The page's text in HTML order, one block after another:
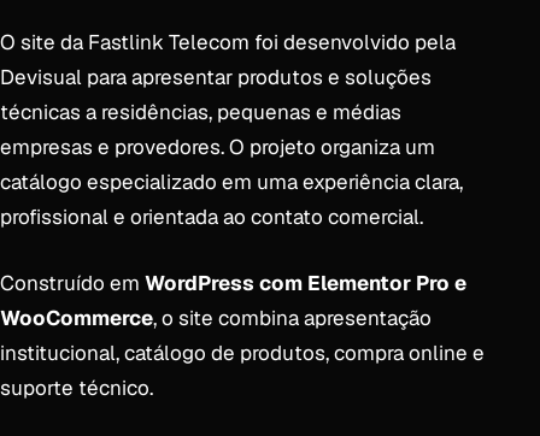
O site da Fastlink Telecom foi desenvolvido pela
Devisual para apresentar produtos e soluções
técnicas a residências, pequenas e médias
empresas e provedores. O projeto organiza um
catálogo especializado em uma experiência clara,
profissional e orientada ao contato comercial.
Construído em WordPress com Elementor Pro e
WooCommerce, o site combina apresentação
institucional, catálogo de produtos, compra online e
suporte técnico.